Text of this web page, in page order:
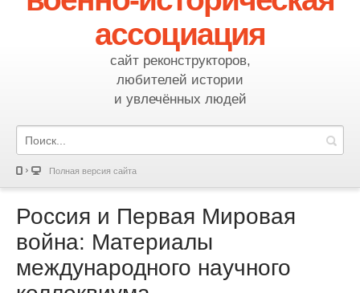
ассоциация
сайт реконструкторов,
любителей истории
и увлечённых людей
Полная версия сайта
Россия и Первая Мировая
война: Материалы
международного научного